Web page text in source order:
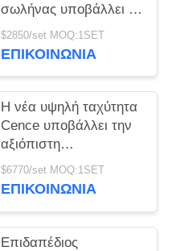
σωλήνας υποβάλλει το
καθολικό υψηλής
ταχύτητας σε
$2850/set MOQ:1SET
ΕΠΙΚΟΙΝΩΝΊΑ
Η νέα υψηλή ταχύτητα
Cence υποβάλλει την
αξιόπιστη
φυγοκεντρικότητα για
τη μοριακή βιολογία σε
$6770/set MOQ:1SET
ΕΠΙΚΟΙΝΩΝΊΑ
Επιδαπέδιος